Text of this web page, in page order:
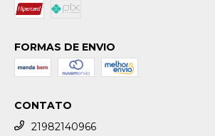
FORMAS DE ENVIO
CONTATO
21982140966